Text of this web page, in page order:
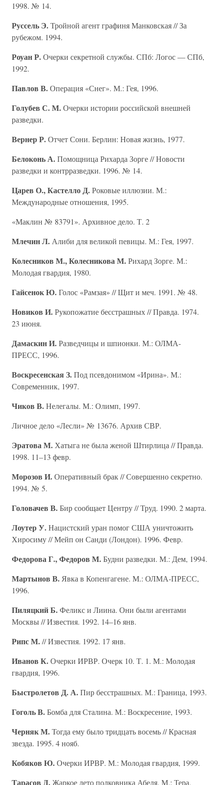
1998. № 14.
Руссель Э.Тройной агент графиня Манковская // За
рубежом. 1994.
Роуан Р.Очерки секретной службы. СПб: Логос — СПб,
1992.
Павлов В.Операция «Снег». М.: Гея, 1996.
Голубев С. М.Очерки истории российской внешней
разведки.
Вернер Р.Отчет Сони. Берлин: Новая жизнь, 1977.
Белоконь А.Помощница Рихарда Зорге // Новости
разведки и контрразведки. 1996. № 14.
Царев О., Кастелло Д.Роковые иллюзии. М.:
Международные отношения, 1995.
«Маклин № 83791». Архивное дело. Т. 2
Млечин Л. Алиби для великой певицы. М.: Гея, 1997.
Колесников М., Колесникова М.Рихард Зорге. М.:
Молодая гвардия, 1980.
Гайсенок Ю.Голос «Рамзая» // Щит и меч. 1991. № 48.
Новиков И.Рукопожатие бесстрашных // Правда. 1974.
23 июня.
Дамаскин И.Разведчицы и шпионки. М.: ОЛМА-
ПРЕСС, 1996.
Воскресенская З.Под псевдонимом «Ирина». М.:
Современник, 1997.
Чиков В.Нелегалы. М.: Олимп, 1997.
Личное дело «Лесли» № 13676. Архив СВР.
Эратова М. Хатыга не была женой Штирлица // Правда.
1998. 11–13 февр.
Морозов И.Оперативный брак // Совершенно секретно.
1994. № 5.
Головачев В.Бир сообщает Центру // Труд. 1990. 2 марта.
Лоутер У.Нацистский уран помог США уничтожить
Хиросиму // Мейп он Санди (Лондон). 1996. Февр.
Федорова Г., Федоров М.Будни разведки. М.: Дем, 1994.
Мартынов В. Явка в Копенгагене. М.: ОЛМА-ПРЕСС,
1996.
Пиляцкий Б.Феликс и Лиина. Они были агентами
Москвы // Известия. 1992. 14–16 янв.
Рипс М.// Известия. 1992. 17 янв.
Иванов К.Очерки ИРВР. Очерк 10. Т. 1. М.: Молодая
гвардия, 1996.
Быстролетов Д. А.Пир бесстрашных. М.: Граница, 1993.
Гоголь В.Бомба для Сталина. М.: Воскресение, 1993.
Черняк М.Тогда ему было тридцать восемь // Красная
звезда. 1995. 4 нояб.
Кобяков Ю.Очерки ИРВР. М.: Молодая гвардия, 1999.
Тарасов Д.Жаркое лето полковника Абеля. М.: Тера,